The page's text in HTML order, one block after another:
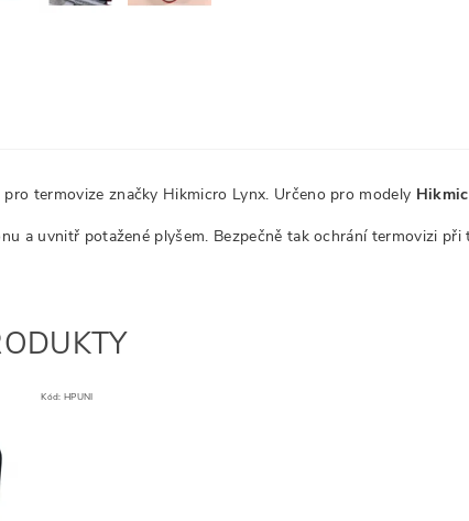
termovize značky Hikmicro Lynx. Určeno pro modely
a uvnitř potažené plyšem. Bezpečně tak ochrání termovizi
Kód: HPUNI